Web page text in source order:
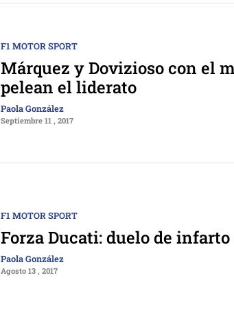
F1 MOTOR SPORT
Márquez y Dovizioso con el
pelean el liderato
Paola González
Septiembre 11 , 2017
F1 MOTOR SPORT
Forza Ducati: duelo de
Paola González
Agosto 13 , 2017